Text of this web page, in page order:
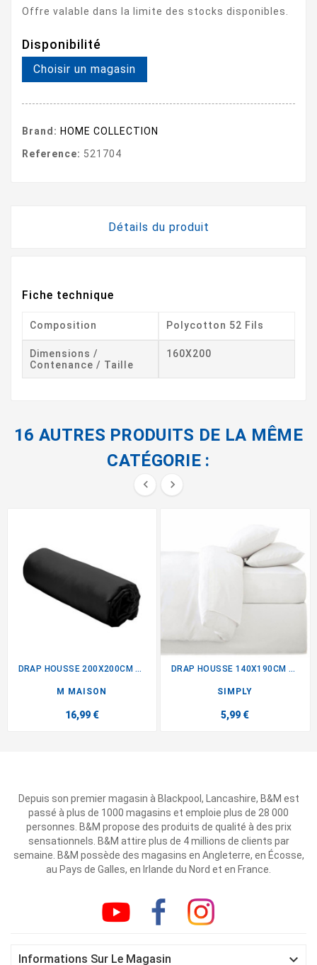
Offre valable dans la limite des stocks disponibles.
Disponibilité
Choisir un magasin
Brand: HOME COLLECTION
Reference: 521704
Détails du produit
Fiche technique
Composition Polycotton 52 Fils
Dimensions /
Contenance / Taille
160X200
16 AUTRES PRODUITS DE LA MÊME
CATÉGORIE :
 
DRAP HOUSSE 200X200CM NOIR
M MAISON
16,99 €
DRAP HOUSSE 140X190CM BLANC
SIMPLY
5,99 €
Depuis son premier magasin à Blackpool, Lancashire, B&M est
passé à plus de 1000 magasins et emploie plus de 28 000
personnes. B&M propose des produits de qualité à des prix
sensationnels. B&M attire plus de 4 millions de clients par
semaine. B&M possède des magasins en Angleterre, en Écosse,
au Pays de Galles, en Irlande du Nord et en France.
Informations Sur Le Magasin 